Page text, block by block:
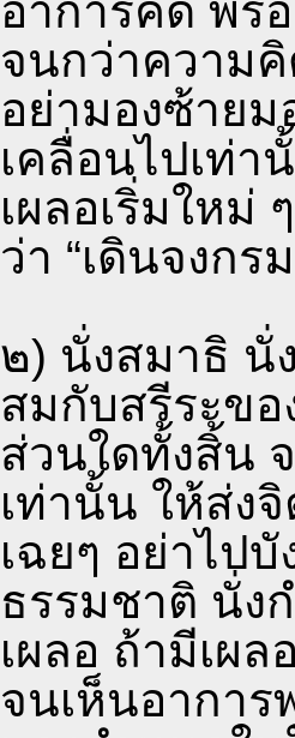
อาการคิด พร้
จนกว่าความ
อย่ามองซ้ายม
เคลื่อนไปเท่า
เผลอเริ่มใหม่
ว่า “เดินจงกร
๒) นั่งสมาธิ นั่
สมกับสรีระขอ
ส่วนใดทั้งสิ้น
เท่านั้น ให้ส่ง
เฉยๆ อย่าไป
ธรรมชาติ นั่ง
เผลอ ถ้ามีเผ
จนเห็นอากา